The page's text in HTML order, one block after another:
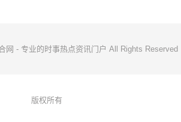
网 - 专业的时事热点资讯门户 All Rights Reserved
版权所有